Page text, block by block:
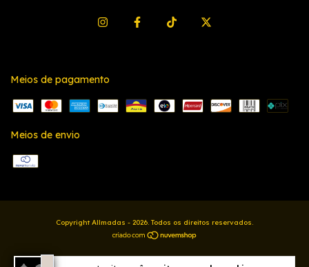
Meios de pagamento
Meios de envio
Copyright Allmadas - 2026. Todos os direitos reservados.